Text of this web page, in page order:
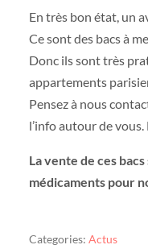
En très bon état, un
Ce sont des bacs à
Donc ils sont très
appartements
Pensez à nous
l’info autour de
La vente de ces
médicaments pour
Categories: Actus